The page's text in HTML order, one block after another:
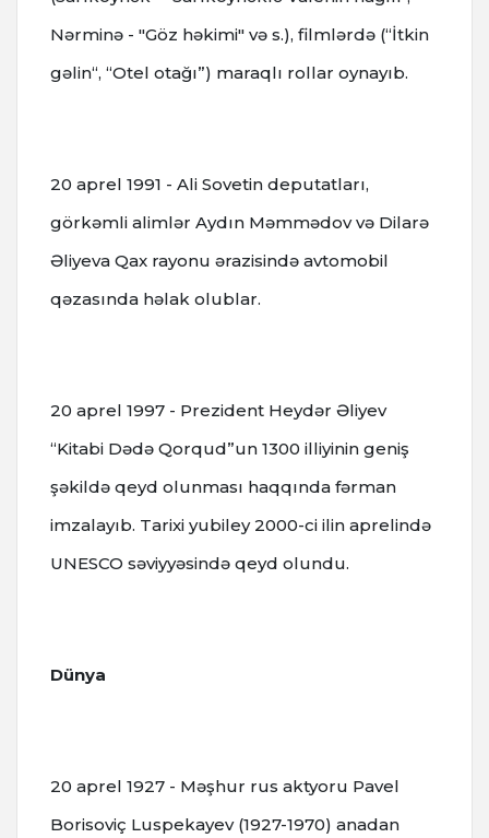
Nərminə - "Göz həkimi" və s.), filmlərdə (“İtkin
gəlin“, “Otel otağı”) maraqlı rollar oynayıb.
20 aprel 1991 - Ali Sovetin deputatları,
görkəmli alimlər Aydın Məmmədov və Dilarə
Əliyeva Qax rayonu ərazisində avtomobil
qəzasında həlak olublar.
20 aprel 1997 - Prezident Heydər Əliyev
“Kitabi Dədə Qorqud”un 1300 illiyinin geniş
şəkildə qeyd olunması haqqında fərman
imzalayıb. Tarixi yubiley 2000-ci ilin aprelində
UNESCO səviyyəsində qeyd olundu.
Dünya
20 aprel 1927 - Məşhur rus aktyoru Pavel
Borisoviç Luspekayev (1927-1970) anadan